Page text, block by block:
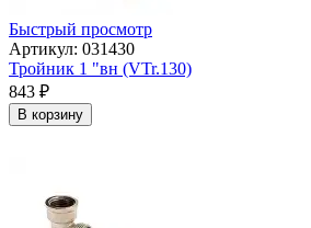
Быстрый просмотр
Артикул: 031430
Тройник 1 "вн (VTr.130)
843 ₽
В корзину